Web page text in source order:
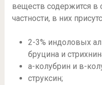
веществ содержится в
частности, в них
2-3% индоловых
бруцина и
а-колубрин и в-
струксин;